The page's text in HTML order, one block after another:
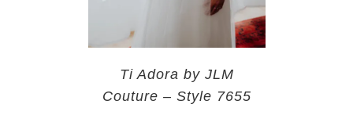
Ti Adora by JLM
Couture – Style 7655